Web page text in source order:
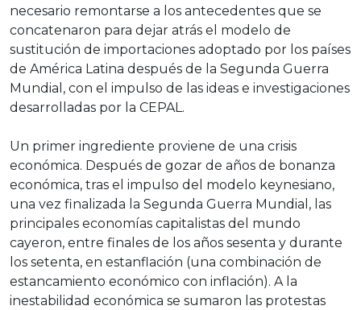
necesario remontarse a los antecedentes que se
concatenaron para dejar atrás el modelo de
sustitución de importaciones adoptado por los países
de América Latina después de la Segunda Guerra
Mundial, con el impulso de las ideas e investigaciones
desarrolladas por la CEPAL.
Un primer ingrediente proviene de una crisis
económica. Después de gozar de años de bonanza
económica, tras el impulso del modelo keynesiano,
una vez finalizada la Segunda Guerra Mundial, las
principales economías capitalistas del mundo
cayeron, entre finales de los años sesenta y durante
los setenta, en estanflación (una combinación de
estancamiento económico con inflación). A la
inestabilidad económica se sumaron las protestas